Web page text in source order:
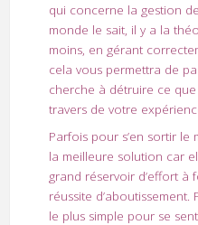
qui concerne la gestion
monde le sait, il y a la
moins, en gérant
cela vous permettra de
cherche à détruire ce
travers de votre
Parfois pour s’en sortir le
la meilleure solution car
grand réservoir d’effort à
réussite
le plus simple pour se